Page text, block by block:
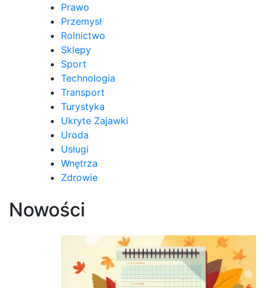
Prawo
Przemysł
Rolnictwo
Sklepy
Sport
Technologia
Transport
Turystyka
Ukryte Zajawki
Uroda
Usługi
Wnętrza
Zdrowie
Nowości